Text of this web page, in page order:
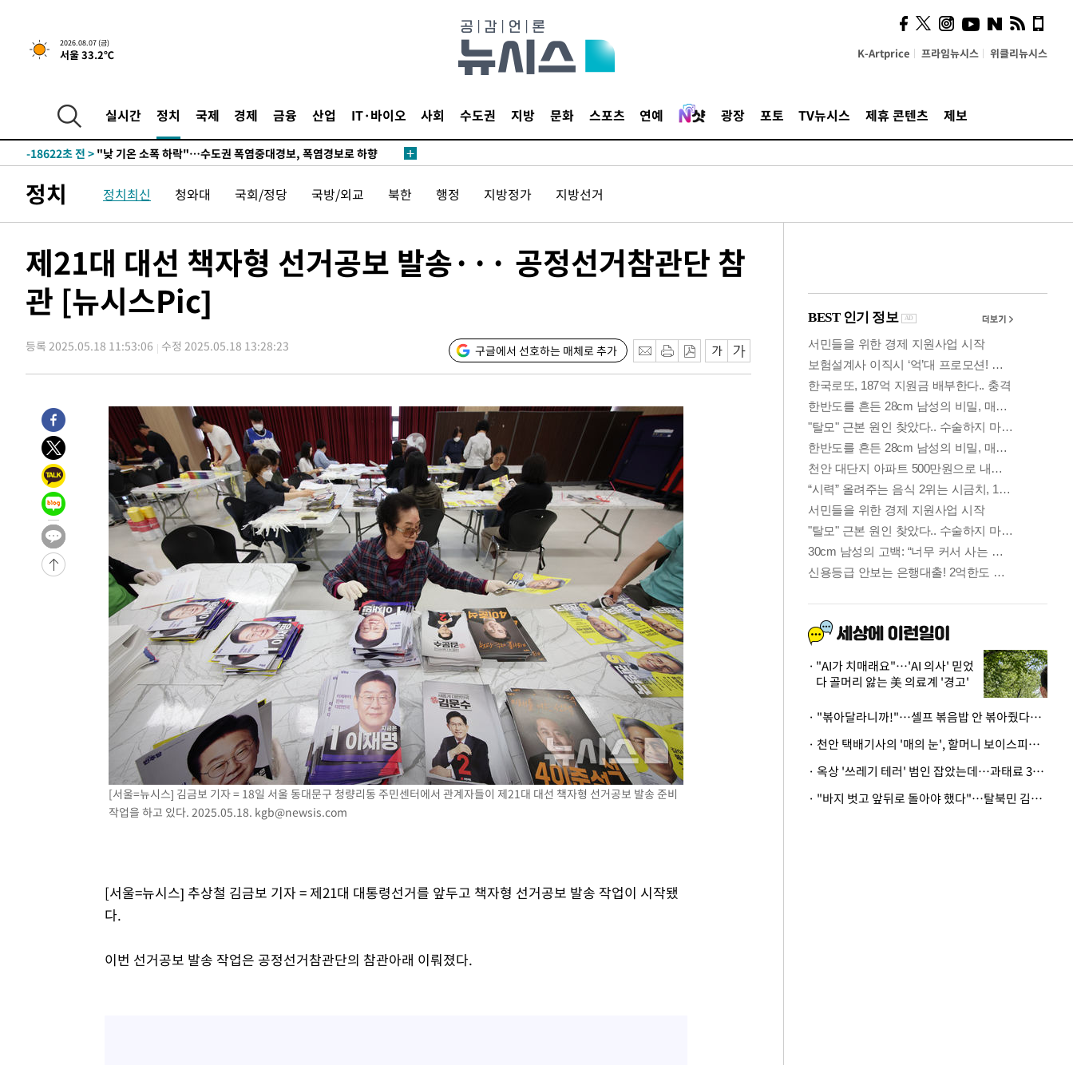
2026.08.07 (금)
서울 33.2℃ K-Artprice 프라임뉴시스 위클리뉴시스
실시간 정치 국제 경제 금융 산업 IT·바이오 사회 수도권 지방 문화 스포츠 연예 광장 포토 TV뉴시스 제휴 콘텐츠 제보
47분 전 >[속보] 7월 중국 수출 23.9%↑ 수입 27.5%↑…무역총액 25.3%↑
-27969초 전 >
[속보]이 대통령 "부동산 공급 기존 사고방식 매달리지 말고 과감히
-27054초 전 >
운드는 임시"
-18622초 전 > "낮 기온 소폭 하락"…수도권 폭염중대경보, 폭염경보로 하향
선포
-18549초 전 >
[단독]중수청 지원 검사들, 정원 초과 시 낮은 계급 임용…희망지 못
-16520초 전 >낮 최고 37도 찜통더위…곳곳 소나기·강원 많은 비[내일날씨]
응"
-11682초 전 > 여자배구 이재영·이다영 자매, 아제르바이잔 투란VC 입단
-10935초 전 >
외국인 심판 성 접대 7경기 들여다보니…한국 축구 '5승 2무'
-10669초 전 >[속보]코스닥, 2.86포인트(0.36%) 내린 798.81마감
-10602초 전 >[속보]원·달러 환율, 7.7원 내린 1416.1원 마감
-10491초 전 >[속보] 노원서 40.1도 관측…서울, 2018년 이후 첫 40도
-6454초 전 >
외신들도 주목한 韓축구 파문…"국민적 공분에 수사 재개"
-6425초 전 >
11시간 압수수색에 성접대 파문까지…'쑥대밭' 된 축구협회
-5447초 전 >
[속보]규제합리화위원회 부위원장에 김태유 서울대 공대 교수…이병
태 후임
-1805초 전 >
[속보]국힘 윤리위, '돌려차기 발언' 진종오·서범수 징계 절차 개시
47분 전 >
[속보] 7월 중국 수출 23.9%↑ 수입 27.5%↑…무역총액 25.3%↑
-32106초 전 >
[속보] 미 사업체, 일자리 7월에 2.3만 개 줄어…실업률은 4.1%로
-27969초 전 >
[속보]이 대통령 "부동산 공급 기존 사고방식 매달리지 말고 과감히
실천"
-27054초 전 >
이란, "오만과 '중앙 단일 루트' 합의…북쪽 인바운드·남쪽 아웃바
"낮 기온 소폭 하락"…수도권 폭염중대경보, 폭염경보로 하향
[속보]이 대통령, '호우피해' 안동·의성 관할 4개 면 특별재난지역
[단독]중수청 지원 검사들, 정원 초과 시 낮은 계급 임용…희망지 못
낮 최고 37도 찜통더위…곳곳 소나기·강원 많은 비[내일날씨]
SK하이닉스, 용인·청주 팹에 54조 투자…"AI 메모리 수요 선제 대
여자배구 이재영·이다영 자매, 아제르바이잔 투란VC 입단
외국인 심판 성 접대 7경기 들여다보니…한국 축구 '5승 2무'
[속보]코스닥, 2.86포인트(0.36%) 내린 798.81마감
[속보]코스피, 6200선 약보합…0.60% 내린 6258.77에 마쳐
[속보]원·달러 환율, 7.7원 내린 1416.1원 마감
[속보] 노원서 40.1도 관측…서울, 2018년 이후 첫 40도
11시간 압수수색에 성접대 파문까지…'쑥대밭' 된 축구협회
[속보]규제합리화위원회 부위원장에 김태유 서울대 공대 교수…이병
[속보] 7월 중국 수출 23.9%↑ 수입 27.5%↑…무역총액 25.3%↑
정치 정치최신 청와대 국회/정당 국방/외교 북한 행정 지방정가 지방선거
제21대 대선 책자형 선거공보 발송··· 공정선거참관단 참
관 [뉴시스Pic]
등록 2025.05.18 11:53:06 수정 2025.05.18 13:28:23 구글에서 선호하는 매체로 추가
[서울=뉴시스] 김금보 기자 = 18일 서울 동대문구 청량리동 주민센터에서 관계자들이 제21대 대선 책자형 선거공보 발송 준비
작업을 하고 있다. 2025.05.18. kgb@newsis.com
[서울=뉴시스] 추상철 김금보 기자 = 제21대 대통령선거를 앞두고 책자형 선거공보 발송 작업이 시작됐
다.
이번 선거공보 발송 작업은 공정선거참관단의 참관아래 이뤄졌다.
시, 스마트폰 액세서리에
NFC 더했다
"AI가 치매래요"…'AI 의사' 믿었
다 골머리 앓는 美 의료계 '경고'
· "볶아달라니까!"…셀프 볶음밥 안 볶아줬다고 사장 폭행한 손님
· 천안 택배기사의 '매의 눈', 할머니 보이스피싱 피해 막아
· 옥상 '쓰레기 테러' 범인 잡았는데…과태료 3만원 처분에 숙박업주 허탈
· "바지 벗고 앞뒤로 돌아야 했다"…탈북민 김서아, 기쁨조 검사 수치심 회상